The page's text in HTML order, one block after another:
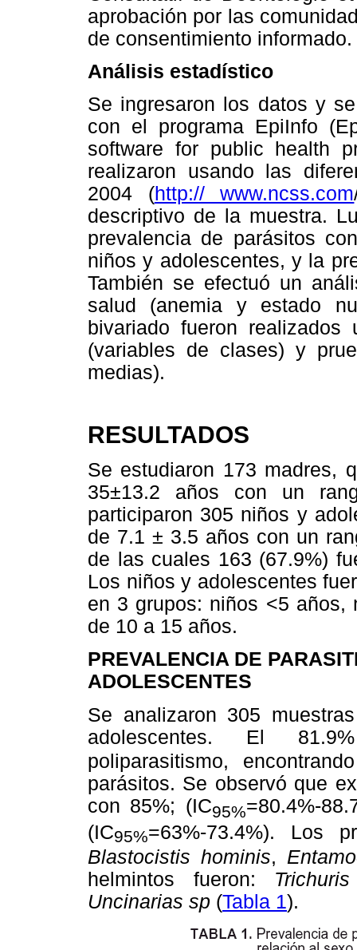
aprobación por las
de consentimiento informado.
Análisis estadístico
Se ingresaron los datos y
con el programa EpiInfo
software for public health
realizaron usando las
2004 (http:// www.ncss.com
descriptivo de la muestra.
prevalencia de parásitos
niños y adolescentes, y la
También se efectuó un
salud (anemia y estado
bivariado fueron
(variables de clases) y
medias).
RESULTADOS
Se estudiaron 173 madres,
35±13.2 años con un
participaron 305 niños y
de 7.1 ± 3.5 años con un
de las cuales 163 (67.9%)
Los niños y adolescentes
en 3 grupos: niños <5
de 10 a 15 años.
PREVALENCIA DE
ADOLESCENTES
Se analizaron 305
adolescentes. El
poliparasitismo,
parásitos. Se observó que
con 85%; (IC95%=80.4%-
(IC95%=63%-73.4%). Los
Blastocistis hominis,
helmintos fueron:
Uncinarias sp (Tabla 1).